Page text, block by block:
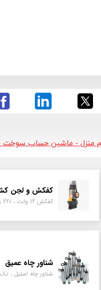
منزل - ماشین حساب سوخت -
کفکش و لجن
شناور چاه عمیق